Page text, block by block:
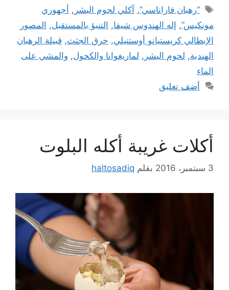
الوسوم
“رهبان فاراناسي”, آكلي لحوم البشر , أجهوري
مونكيس”, إله الهندوس شيفا, التنبؤ بالمستقبل, المصور
الإيطالي كريستيانو أوستنيلي, حرق الجثث, قبيلة الرهبان
الهندية, لحوم البشر , لماريغوانا والكحول, والمشي على
الماء
أضف تعليق
أكلات غريبة أكله البلوت
3 سبتمبر، 2016 بقلم haltosadiq